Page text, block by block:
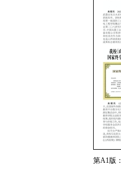
第A1版：